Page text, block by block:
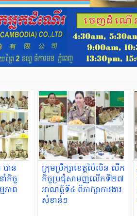
ាន
កិច្ច
ភាព
ក្រុមប្រឹក្សាខេត្តប៉ៃលិន បើក
កិច្ចប្រជុំសាមញ្ញលើកទី២៧
អាណត្តិទី៤ ពិភាក្សាការងារ
សំខាន់ៗ